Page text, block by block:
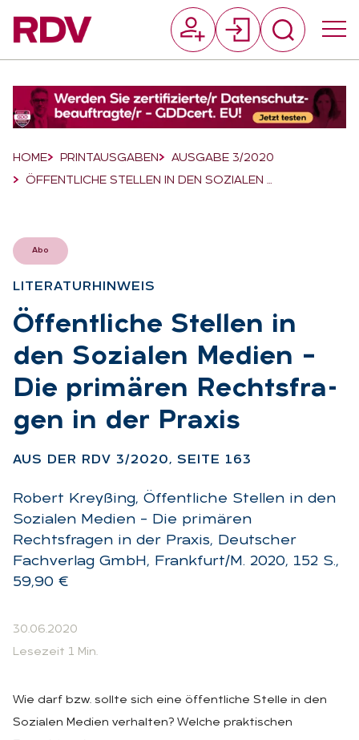
Breadcrumb-Navigation
HOME PRINTAUSGABEN
AUSGABE 3/2020
ÖFFENTLICHE STELLEN IN DEN SOZIALEN …
Abo
LI­TE­RA­TUR­HIN­WEIS
:
Öf­fent­li­che Stel­len in
den So­zia­len Me­di­en –
Die pri­mä­ren Rechts­fra­
gen in der Pra­xis
AUS DER RDV 3/2020, SEI­TE 163
Robert Kreyßing, Öffentliche Stellen in den
Sozialen Medien – Die primären
Rechtsfragen in der Praxis, Deutscher
Fachverlag GmbH, Frankfurt/M. 2020, 152 S.,
59,90 €
30.06.2020
Lesezeit 1 Min.
Wie darf bzw. sollte sich eine öffentliche Stelle in den
Sozialen Medien verhalten? Welche praktischen